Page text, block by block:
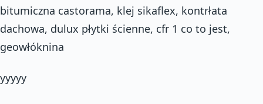
bitumiczna castorama, klej sikaflex, kontrłata
dachowa, dulux płytki ścienne, cfr 1 co to jest,
geowłóknina
yyyyy